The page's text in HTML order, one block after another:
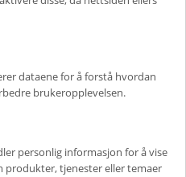
dataene for å forstå hvordan
brukeropplevelsen.
personlig informasjon for å vise
produkter, tjenester eller temaer